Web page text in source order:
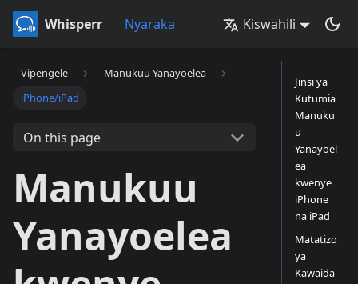
Whisperr Nyaraka Kiswahili
Vipengele
Manukuu Yanayoelea
iPhone/iPad
On this page
Manukuu
Yanayoelea
Jinsi ya
Kutumia
Manuku
u
Yanayoel
ea
kwenye
iPhone
na iPad
Matatizo
ya
Kawaida